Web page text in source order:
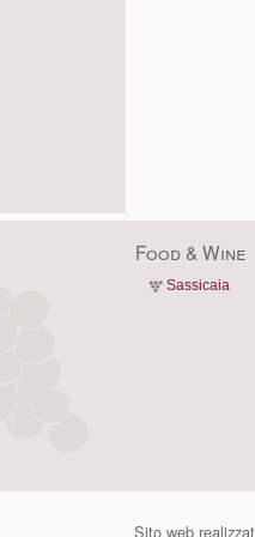
Food & Wine
Sassicaia
Sito web